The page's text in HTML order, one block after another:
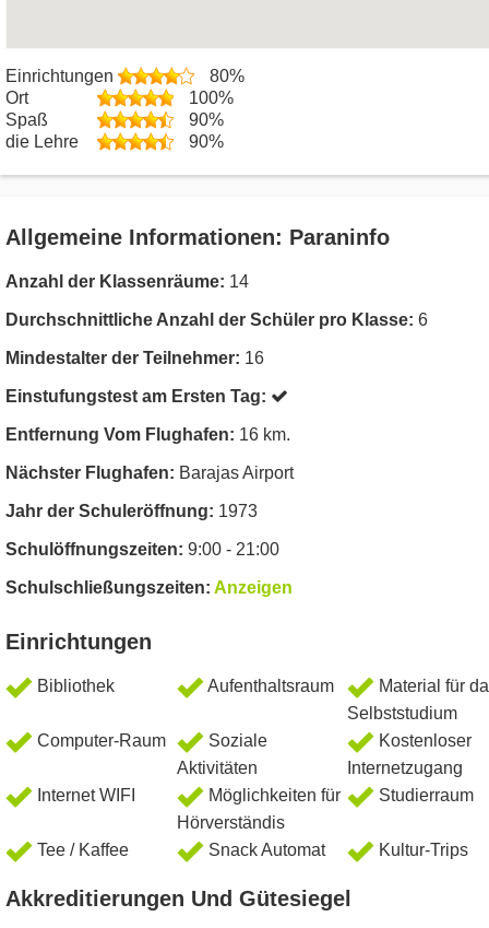
Einrichtungen
80%
Ort
100%
Spaß
90%
die Lehre
90%
Allgemeine Informationen: Paraninfo
Anzahl der Klassenräume: 14
Durchschnittliche Anzahl der Schüler pro Klasse: 6
Mindestalter der Teilnehmer: 16
Einstufungstest am Ersten Tag:
Entfernung Vom Flughafen: 16 km.
Nächster Flughafen: Barajas Airport
Jahr der Schuleröffnung: 1973
Schulöffnungszeiten: 9:00 - 21:00
Schulschließungszeiten: Anzeigen
Einrichtungen
Bibliothek Aufenthaltsraum
Material für
Selbststudium
Computer-Raum
Soziale
Aktivitäten
Kostenloser
Internetzugang
Internet WIFI
Möglichkeiten für
Hörverständis
Studierraum
Tee / Kaffee Snack Automat Kultur-Trips
Akkreditierungen Und Gütesiegel